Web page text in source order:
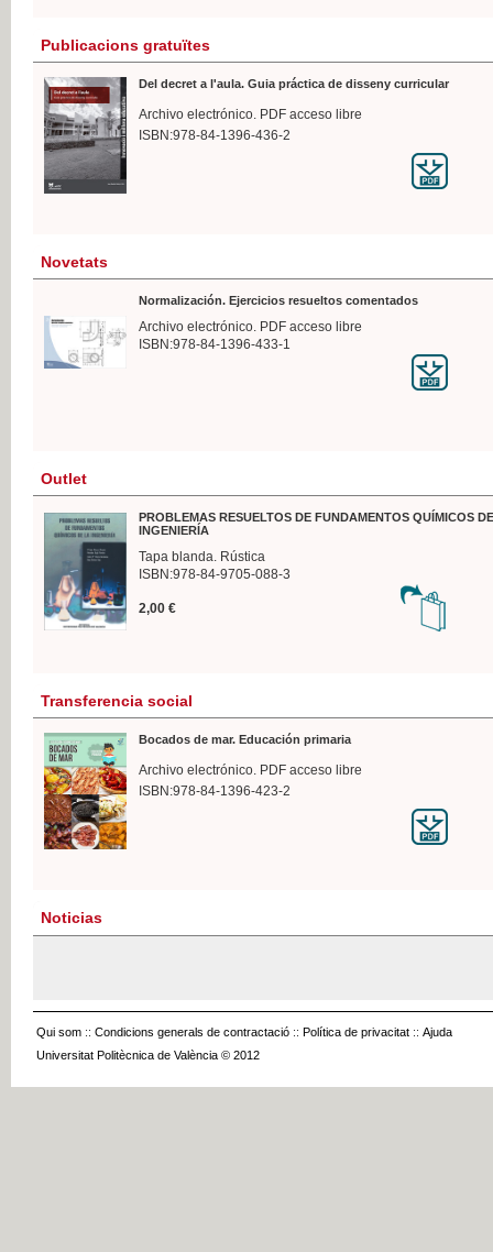
Publicacions gratuïtes
Del decret a l'aula. Guia práctica de disseny curricular
Archivo electrónico. PDF acceso libre
ISBN:978-84-1396-436-2
Novetats
Normalización. Ejercicios resueltos comentados
Archivo electrónico. PDF acceso libre
ISBN:978-84-1396-433-1
Outlet
PROBLEMAS RESUELTOS DE FUNDAMENTOS QUÍMICOS
INGENIERÍA
Tapa blanda. Rústica
ISBN:978-84-9705-088-3
2,00 €
Transferencia social
Bocados de mar. Educación primaria
Archivo electrónico. PDF acceso libre
ISBN:978-84-1396-423-2
Noticias
Qui som :: Condicions generals de contractació :: Política de privacitat :: Ajuda
Universitat Politècnica de València © 2012